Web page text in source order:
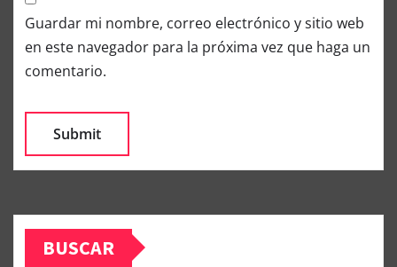
Guardar mi nombre, correo electrónico y sitio web
en este navegador para la próxima vez que haga un
comentario.
BUSCAR